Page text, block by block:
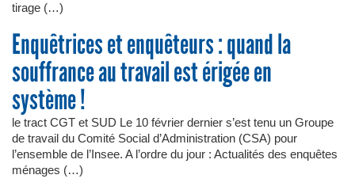
tirage (…)
Enquêtrices et enquêteurs : quand la
souffrance au travail est érigée en
système !
le tract CGT et SUD Le 10 février dernier s’est tenu un Groupe
de travail du Comité Social d’Administration (CSA) pour
l’ensemble de l’Insee. A l’ordre du jour : Actualités des enquêtes
ménages (…)